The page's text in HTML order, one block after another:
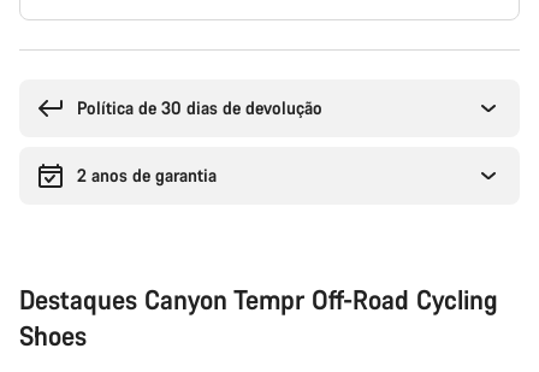
compra
Política de 30 dias de devolução
2 anos de garantia
Destaques Canyon Tempr Off-Road Cycling
Shoes